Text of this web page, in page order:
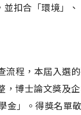
扣合「環境」
程，本屆入選
博士論文獎及
」。得獎名單